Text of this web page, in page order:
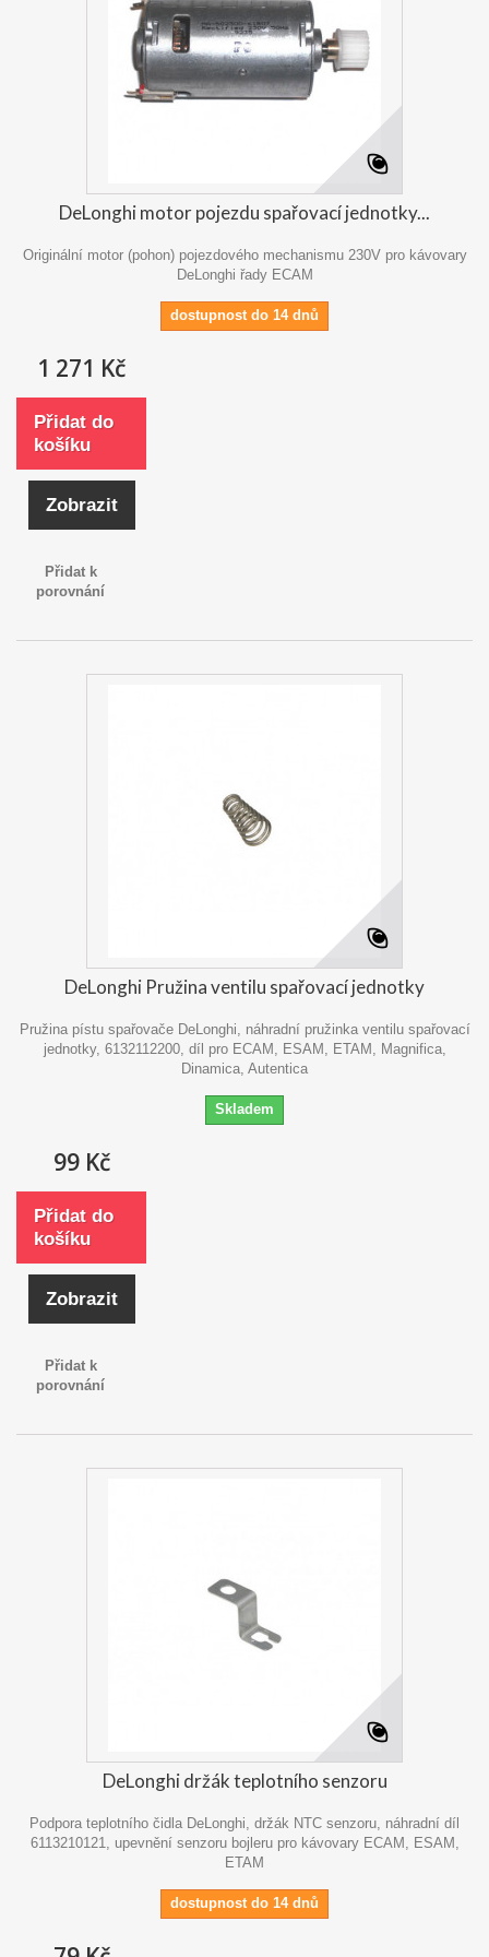
DeLonghi motor pojezdu spařovací jednotky...
Originální motor (pohon) pojezdového mechanismu 230V pro kávovary
DeLonghi řady ECAM
dostupnost do 14 dnů
1 271 Kč
Přidat do
košíku
Zobrazit
Přidat k
porovnání
DeLonghi Pružina ventilu spařovací jednotky
Pružina pístu spařovače DeLonghi, náhradní pružinka ventilu spařovací
jednotky, 6132112200, díl pro ECAM, ESAM, ETAM, Magnifica,
Dinamica, Autentica
Skladem
99 Kč
Přidat do
košíku
Zobrazit
Přidat k
porovnání
DeLonghi držák teplotního senzoru
Podpora teplotního čidla DeLonghi, držák NTC senzoru, náhradní díl
6113210121, upevnění senzoru bojleru pro kávovary ECAM, ESAM,
ETAM
dostupnost do 14 dnů